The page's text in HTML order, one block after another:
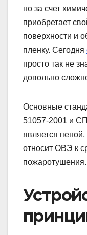
но за счет
приобретает
поверхности и
пленку. Сегодня
просто так не
довольно
Основные
51057-2001 и
является
относит ОВЭ к
пожаротушения.